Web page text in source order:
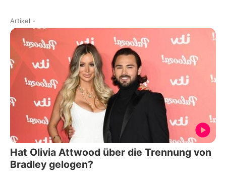
Artikel -
Hat Olivia Attwood über die Trennung von
Bradley gelogen?